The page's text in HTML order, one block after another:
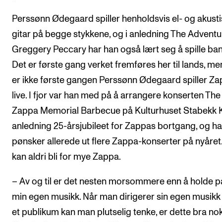
Perssønn Ødegaard spiller henholdsvis el- og
gitar på begge stykkene, og i anledning The
Greggery Peccary har han også lært seg å spille
Det er første gang verket fremføres her til lands,
er ikke første gangen Perssønn Ødegaard spiller
live. I fjor var han med på å arrangere konserten
Zappa Memorial Barbecue på Kulturhuset Stabekk
anledning 25-årsjubileet for Zappas bortgang, og
pønsker allerede ut flere Zappa-konserter på
kan aldri bli for mye Zappa.
– Av og til er det nesten morsommere enn å holde
min egen musikk. Når man dirigerer sin egen
et publikum kan man plutselig tenke, er dette bra